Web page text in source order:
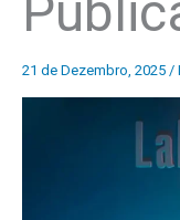
21 de Dezembro, 2025 /